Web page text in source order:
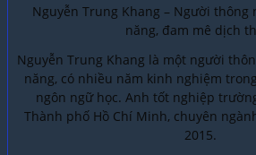
Nguyễn Trung Khang – Người thông
năng, đam mê dịch
Nguyễn Trung Khang là một người
năng, có nhiều năm kinh nghiệm
ngôn ngữ học. Anh tốt nghiệp
Thành phố Hồ Chí Minh, chuyên
2015.